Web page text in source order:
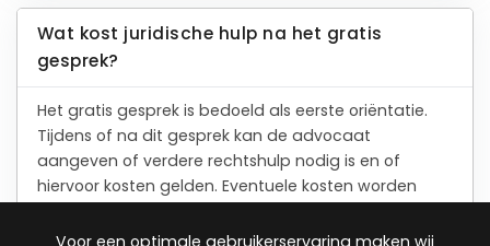
Wat kost juridische hulp na het gratis
gesprek?
Het gratis gesprek is bedoeld als eerste oriëntatie.
Tijdens of na dit gesprek kan de advocaat
aangeven of verdere rechtshulp nodig is en of
hiervoor kosten gelden. Eventuele kosten worden
Voor een optimale gebruikerservaring maken wij